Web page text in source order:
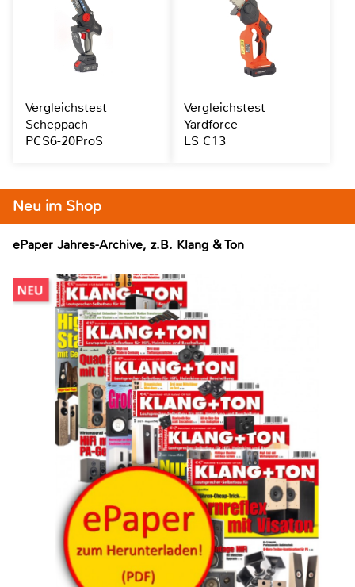
Neu im Shop
ePaper Jahres-Archive, z.B. Klang & Ton
Vergleichstest
Scheppach
PCS6-20ProS
Vergleichstest
Yardforce
LS C13